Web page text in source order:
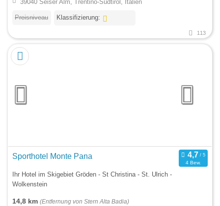
39040 Seiser Alm, Trentino-Südtirol, Italien
Preisniveau Klassifizierung:
113
Sporthotel Monte Pana
4 Bew.
Ihr Hotel im Skigebiet Gröden - St Christina - St. Ulrich -
Wolkenstein
14,8 km (Entfernung von Stern Alta Badia)